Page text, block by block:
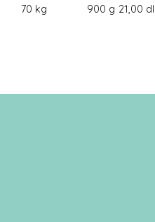
70 kg
900 g 21,00 dl